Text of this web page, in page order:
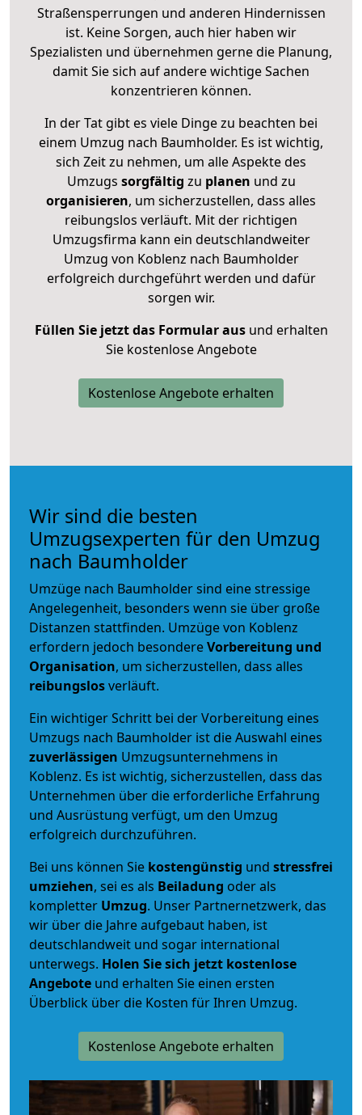
Straßensperrungen und anderen Hindernissen
ist. Keine Sorgen, auch hier haben wir
Spezialisten und übernehmen gerne die Planung,
damit Sie sich auf andere wichtige Sachen
konzentrieren können.
In der Tat gibt es viele Dinge zu beachten bei
einem Umzug nach Baumholder. Es ist wichtig,
sich Zeit zu nehmen, um alle Aspekte des
Umzugs sorgfältig zu planen und zu
organisieren, um sicherzustellen, dass alles
reibungslos verläuft. Mit der richtigen
Umzugsfirma kann ein deutschlandweiter
Umzug von Koblenz nach Baumholder
erfolgreich durchgeführt werden und dafür
sorgen wir.
Füllen Sie jetzt das Formular ausund erhalten
Sie kostenlose Angebote
Kostenlose Angebote erhalten
Wir sind die besten
Umzugsexperten für den Umzug
nach Baumholder
Umzüge nach Baumholder sind eine stressige
Angelegenheit, besonders wenn sie über große
Distanzen stattfinden. Umzüge von Koblenz
erfordern jedoch besondereVorbereitung und
Organisation, um sicherzustellen, dass alles
reibungslosverläuft.
Ein wichtiger Schritt bei der Vorbereitung eines
Umzugs nach Baumholder ist die Auswahl eines
zuverlässigen Umzugsunternehmens in
Koblenz. Es ist wichtig, sicherzustellen, dass das
Unternehmen über die erforderliche Erfahrung
und Ausrüstung verfügt, um den Umzug
erfolgreich durchzuführen.
Bei uns können Sie kostengünstig und stressfrei
umziehen, sei es als Beiladung oder als
kompletter Umzug. Unser Partnernetzwerk, das
wir über die Jahre aufgebaut haben, ist
deutschlandweit und sogar international
unterwegs. Holen Sie sich jetzt kostenlose
Angebote und erhalten Sie einen ersten
Überblick über die Kosten für Ihren Umzug.
Kostenlose Angebote erhalten